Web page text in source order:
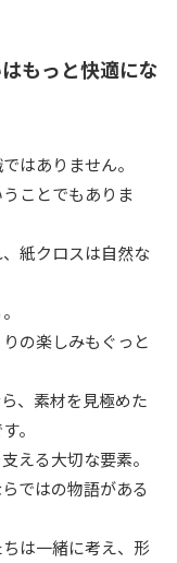
もっと快適にな
はありません。
ことでもありま
紙クロスは自然な
の楽しみもぐっと
、素材を見極めた
。
える大切な要素。
ではの物語がある
は一緒に考え、形